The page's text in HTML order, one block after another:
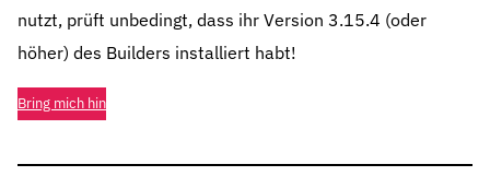
nutzt, prüft unbedingt, dass ihr Version 3.15.4 (oder
höher) des Builders installiert habt!
Bring mich hin